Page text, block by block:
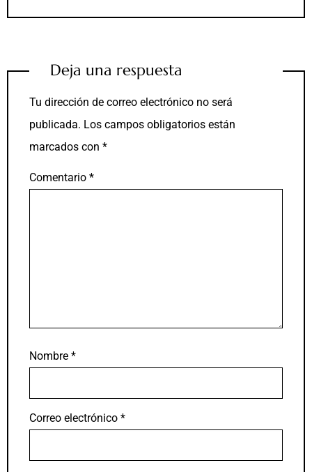
Deja una respuesta
Tu dirección de correo electrónico no será
publicada. Los campos obligatorios están
marcados con *
Comentario *
Nombre *
Correo electrónico *